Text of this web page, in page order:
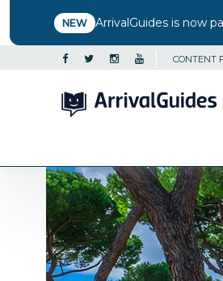
NEW ArrivalGuides is now
CONTENT